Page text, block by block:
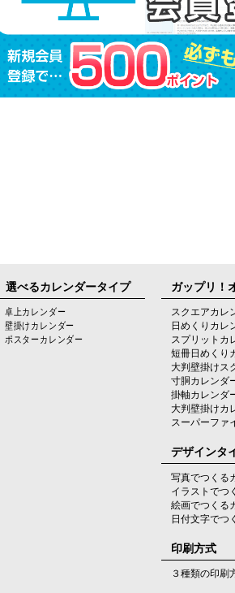
選べるカレンダータイプ
卓上カレンダー
壁掛けカレンダー
ポスターカレンダー
ガップリ！
スクエアカレ
日めくりカレ
スプリットカ
短冊日めくり
大判壁掛けス
寸胴カレンダ
掛軸カレンダ
大判壁掛けカ
スーパーファ
デザインタ
写真でつくる
イラストでつ
絵画でつくる
日付文字でつ
印刷方式
３種類の印刷